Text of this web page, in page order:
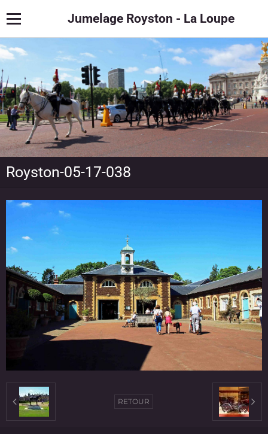
Jumelage Royston - La Loupe
Royston-05-17-038
RETOUR